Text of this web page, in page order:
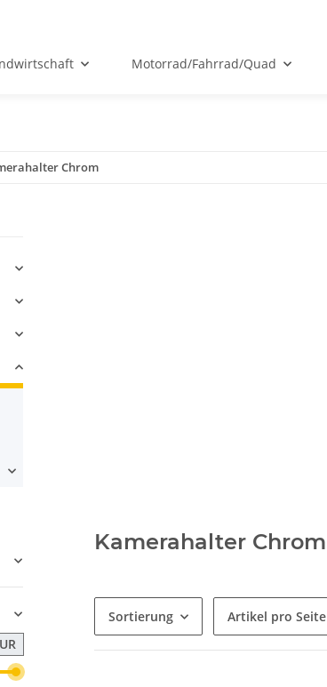
Motorrad/Fahrrad/Quad
Chrom
Kamerahalter Chrom
Sortierung Artikel pro Seite